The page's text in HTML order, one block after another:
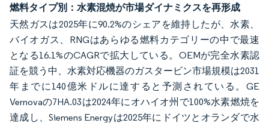
燃料タイプ別：水素混焼が市場ダイナミクスを再形成
天然ガスは2025年に90.2%のシェアを維持したが、水素、
バイオガス、RNGはあらゆる燃料カテゴリーの中で最速
となる16.1%のCAGRで拡大している。OEMが完全水素認
証を競う中、水素対応機器のガスタービン市場規模は2031
年までに140億米ドルに達すると予測されている。GE
Vernovaの7HA.03は2024年にオハイオ州で100%水素燃焼を
達成し、Siemens Energyは2025年にドイツとオランダで水